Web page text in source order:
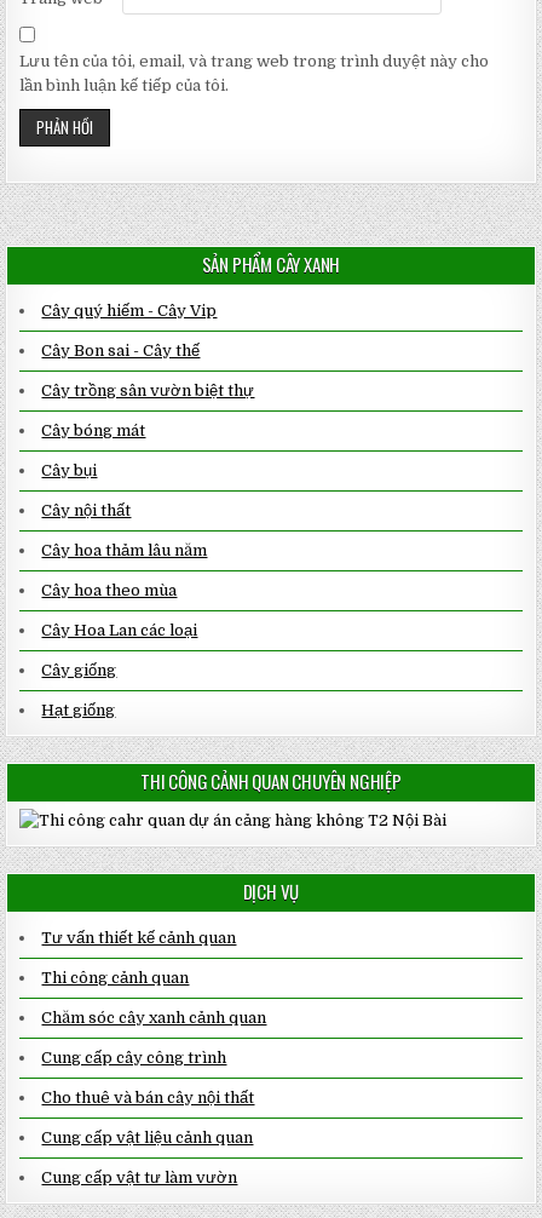
Lưu tên của tôi, email, và trang web trong trình duyệt này cho
lần bình luận kế tiếp của tôi.
SẢN PHẨM CÂY XANH
Cây quý hiếm - Cây Vip
Cây Bon sai - Cây thế
Cây trồng sân vườn biệt thự
Cây bóng mát
Cây bụi
Cây nội thất
Cây hoa thảm lâu năm
Cây hoa theo mùa
Cây Hoa Lan các loại
Cây giống
Hạt giống
THI CÔNG CẢNH QUAN CHUYÊN NGHIỆP
DỊCH VỤ
Tư vấn thiết kế cảnh quan
Thi công cảnh quan
Chăm sóc cây xanh cảnh quan
Cung cấp cây công trình
Cho thuê và bán cây nội thất
Cung cấp vật liệu cảnh quan
Cung cấp vật tư làm vườn